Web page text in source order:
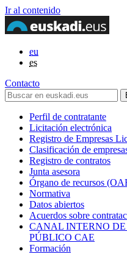
Ir al contenido
eu
es
Contacto
Perfil de contratante
Licitación electrónica
Registro de Empresas
Clasificación de
Registro de contratos
Junta asesora
Órgano de recursos
Normativa
Datos abiertos
Acuerdos sobre
CANAL INTERNO
PÚBLICO CAE
Formación